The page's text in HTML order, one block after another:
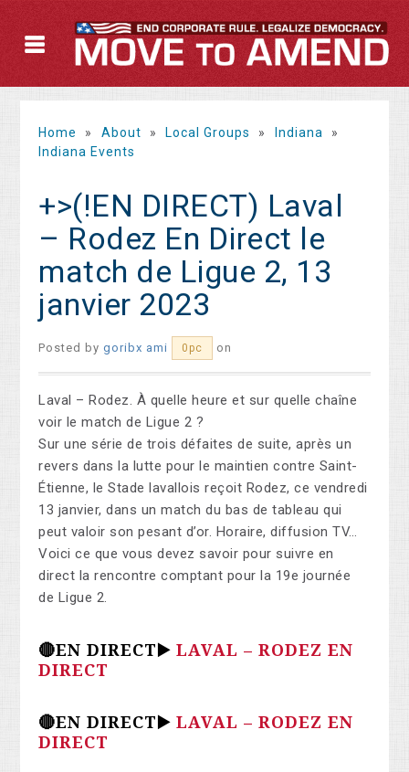
Home » About » Local Groups » Indiana
»
Indiana Events
+>(!EN DIRECT) Laval
– Rodez En Direct le
match de Ligue 2, 13
janvier 2023
Posted bygoribx ami 0pc on
Laval – Rodez. À quelle heure et sur quelle chaîne
voir le match de Ligue 2 ?
Sur une série de trois défaites de suite, après un
revers dans la lutte pour le maintien contre Saint-
Étienne, le Stade lavallois reçoit Rodez, ce vendredi
13 janvier, dans un match du bas de tableau qui
peut valoir son pesant d’or. Horaire, diffusion TV…
Voici ce que vous devez savoir pour suivre en
direct la rencontre comptant pour la 19e journée
de Ligue 2.
🔴EN DIRECT▶️LAVAL – RODEZ EN
DIRECT
🔴EN DIRECT▶️LAVAL – RODEZ EN
DIRECT